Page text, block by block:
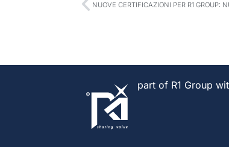
NUOVE CERTIFICAZIONI PER R1 GROUP:
part of R1 Group